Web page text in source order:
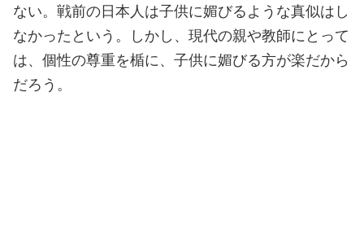
ない。戦前の日本人は子供に媚びるような真似はし
なかったという。しかし、現代の親や教師にとって
は、個性の尊重を楯に、子供に媚びる方が楽だから
だろう。